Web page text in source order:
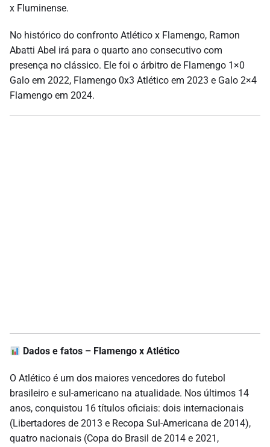
x Fluminense.
No histórico do confronto Atlético x Flamengo, Ramon
Abatti Abel irá para o quarto ano consecutivo com
presença no clássico. Ele foi o árbitro de Flamengo 1×0
Galo em 2022, Flamengo 0x3 Atlético em 2023 e Galo 2×4
Flamengo em 2024.
Dados e fatos – Flamengo x Atlético
O Atlético é um dos maiores vencedores do futebol
brasileiro e sul-americano na atualidade. Nos últimos 14
anos, conquistou 16 títulos oficiais: dois internacionais
(Libertadores de 2013 e Recopa Sul-Americana de 2014),
quatro nacionais (Copa do Brasil de 2014 e 2021,